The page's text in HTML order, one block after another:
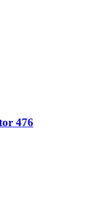
476